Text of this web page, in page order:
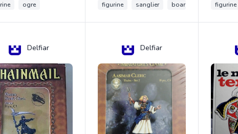
ogre figurine sanglier boar figurine
Delfiar Delfiar